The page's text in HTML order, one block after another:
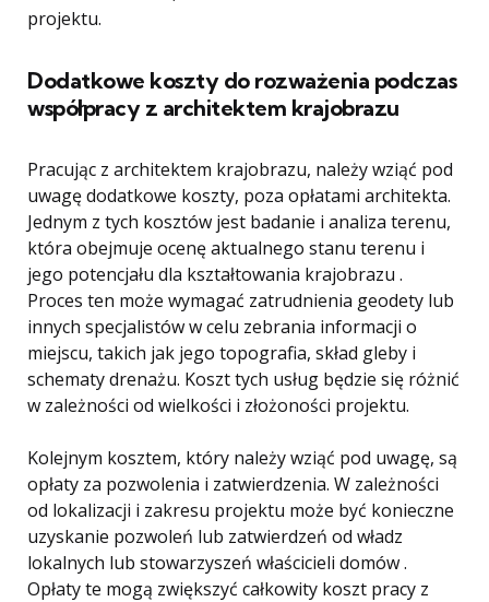
projektu.
Dodatkowe koszty do rozważenia podczas
współpracy z architektem krajobrazu
Pracując z architektem krajobrazu, należy wziąć pod
uwagę dodatkowe koszty, poza opłatami architekta.
Jednym z tych kosztów jest badanie i analiza terenu,
która obejmuje ocenę aktualnego stanu terenu i
jego potencjału dla kształtowania krajobrazu .
Proces ten może wymagać zatrudnienia geodety lub
innych specjalistów w celu zebrania informacji o
miejscu, takich jak jego topografia, skład gleby i
schematy drenażu. Koszt tych usług będzie się różnić
w zależności od wielkości i złożoności projektu.
Kolejnym kosztem, który należy wziąć pod uwagę, są
opłaty za pozwolenia i zatwierdzenia. W zależności
od lokalizacji i zakresu projektu może być konieczne
uzyskanie pozwoleń lub zatwierdzeń od władz
lokalnych lub stowarzyszeń właścicieli domów .
Opłaty te mogą zwiększyć całkowity koszt pracy z